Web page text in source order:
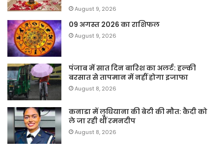
August 9, 2026
09 अगस्त 2026 का राशिफल
August 9, 2026
पंजाब में सात दिन बारिश का अलर्ट: हल्की
बरसात से तापमान में नहीं होगा इजाफा
August 8, 2026
कनाडा में लुधियाना की बेटी की माैत: कैदी को
ले जा रही थीं रमनदीप
August 8, 2026